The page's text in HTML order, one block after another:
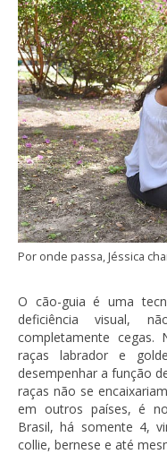
Por onde passa, Jéssica
O cão-guia é uma
deficiência visual,
completamente
raças labrador e
desempenhar a função
raças não se
em outros países, é
Brasil, há somente 4,
collie, bernese e até